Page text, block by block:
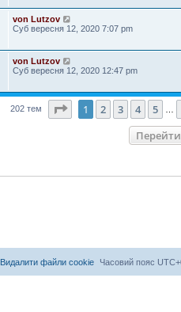
von Lutzov
Суб вересня 12, 2020 7:07 pm
von Lutzov
Суб вересня 12, 2020 12:47 pm
202 тем Сторінка 1з 7
1 2 3 4 5
Перейти
Часовий пояс
Видалити файли cookie